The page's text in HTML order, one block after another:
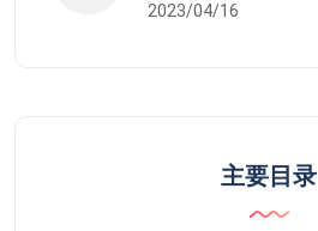
2023/04/16
主要目录